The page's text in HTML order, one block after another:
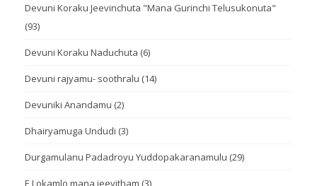
Devuni Koraku Jeevinchuta "Mana Gurinchi Telusukonuta"
(93)
Devuni Koraku Naduchuta (6)
Devuni rajyamu- soothralu (14)
Devuniki Anandamu (2)
Dhairyamuga Undudi (3)
Durgamulanu Padadroyu Yuddopakaranamulu (29)
E Lokamlo mana jeevitham (3)